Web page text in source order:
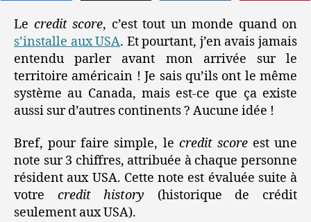
Le credit score, c’est tout un monde quand on
s’installe aux USA. Et pourtant, j’en avais jamais
entendu parler avant mon arrivée sur le
territoire américain ! Je sais qu’ils ont le même
système au Canada, mais est-ce que ça existe
aussi sur d’autres continents ? Aucune idée !
Bref, pour faire simple, le credit scoreest une
note sur 3 chiffres, attribuée à chaque personne
résident aux USA. Cette note est évaluée suite à
votre credit history (historique de crédit
seulement aux USA).